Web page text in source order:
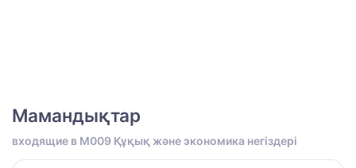
Мамандықтар
входящие в M009 Құқық және экономика негіздері